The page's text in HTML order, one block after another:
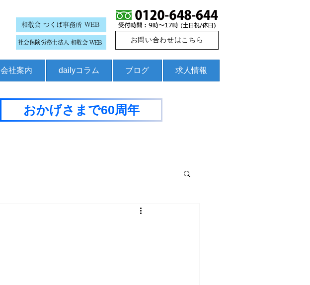
和敬会 つくば事務所 WEB
社会保険労務士法人 和敬会 WEB お問い合わせはこちら
会社案内 dailyコラム ブログ 求人情報
おかげさまで60周年